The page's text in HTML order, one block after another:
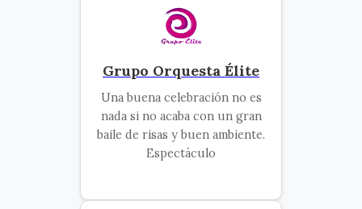
Grupo Orquesta Élite
Una buena celebración no es
nada si no acaba con un gran
baile de risas y buen ambiente.
Espectáculo